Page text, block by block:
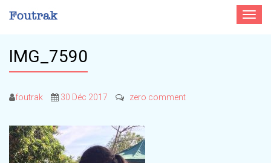
Toggle
IMG_7590
foutrak 30 Déc 2017 zero comment